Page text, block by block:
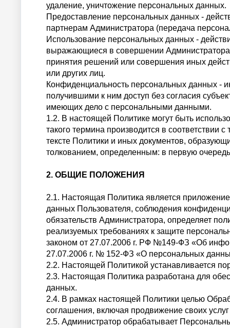
удаление, уничтожение персональных данных.
Предоставление персональных данных -
партнерам Администратора (передача
Использование персональных данных -
выражающиеся в совершении Администратора
принятия решений или совершения иных
или других лиц.
Конфиденциальность персональных данных -
получившими к ним доступ без согласия
имеющих дело с персональными данными.
1.2. В настоящей Политике могут быть
такого термина производится в соответствии
тексте Политики и иных документов,
толкованием, определенным: в первую
2. ОБЩИЕ ПОЛОЖЕНИЯ
2.1. Настоящая Политика является
данных Пользователя, соблюдения
обязательств Администратора, определяет
реализуемых требованиях к защите
законом от 27.07.2006 г. РФ №149-ФЗ «Об
27.07.2006 г. № 152-ФЗ «О персональных
2.2. Настоящей Политикой устанавливается
2.3. Настоящая Политика разработана для
данных.
2.4. В рамках настоящей Политики целью
соглашения, включая продвижение своих
2.5. Администратор обрабатывает